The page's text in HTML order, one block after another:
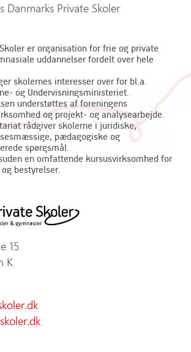
Danmarks Private Skoler
er organisation for frie og private
uddannelser fordelt over hele
skolernes interesser over for bl.a.
og Undervisningsministeriet.
understøttes af foreningens
og projekt- og analysearbejde.
rådgiver skolerne i juridiske,
pædagogiske og
spørgsmål.
en omfattende kursusvirksomhed for
bestyrelser.
15
K